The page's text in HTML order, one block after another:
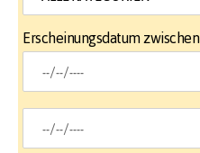
Erscheinungsdatum zwischen